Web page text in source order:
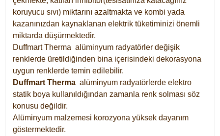
koruyucu sıvı) miktarını azaltmakta ve kombi yada
kazanınızdan kaynaklanan elektrik tüketiminizi önemli
miktarda düşürmektedir.
Duffmart Therma alüminyum radyatörler değişik
renklerde üretildiğinden bina içerisindeki dekorasyona
uygun renklerde temin edilebilir.
Duffmart Therma alüminyum radyatörlerde elektro
statik boya kullanıldığından zamanla renk solması söz
konusu değildir.
Alüminyum malzemesi korozyona yüksek dayanım
göstermektedir.